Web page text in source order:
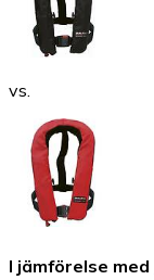
vs.
I jämförelse med